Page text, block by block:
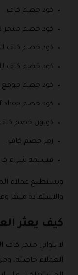
كود خصم كاف.
كود خصم متجر
كود خصم كاف
كود خصم كاف
كود خصم موقع
كود خصم kaf shop.
كوبون خصم
رمز خصم كاف.
قسيمة شراء
ويستطيع عملاء
والاستفادة منها
كيف يعثر
لا يتوانى متجر كاف
العملاء خاصته،